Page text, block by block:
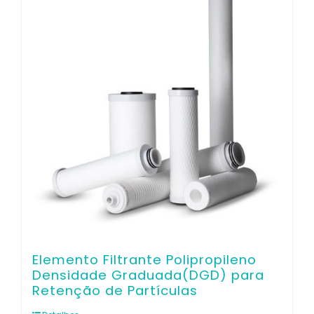
Elemento Filtrante Polipropileno
Densidade Graduada(DGD) para
Retenção de Partículas